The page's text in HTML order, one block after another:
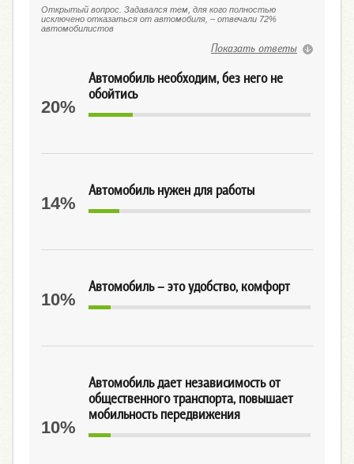
Открытый вопрос. Задавался тем, для кого полностью
исключено отказаться от автомобиля, – отвечали 72%
автомобилистов
Показать ответы
Автомобиль необходим, без него не
обойтись
20%
Автомобиль нужен для работы
14%
Автомобиль – это удобство, комфорт
10%
Автомобиль дает независимость от
общественного транспорта, повышает
мобильность передвижения
10%